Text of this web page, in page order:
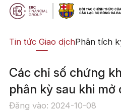
Tin tức Giao dịchPhân tích
​Các chỉ số chứng
phân kỳ sau khi mở
Đăng vào: 2024-10-08